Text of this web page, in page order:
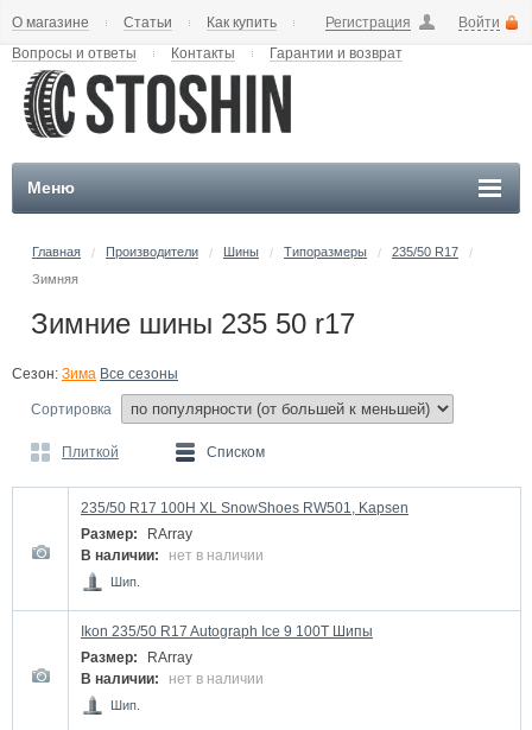
Регистрация Войти
О магазине Статьи
Как купить
Вопросы и ответы
Контакты Гарантии и возврат
Меню
Главная / Производители / Шины / Типоразмеры / 235/50 R17
/
Зимняя
Зимние шины 235 50 r17
Сезон: Зима Все сезоны
Сортировка
Плиткой Списком
235/50 R17 100H XL SnowShoes RW501, Kapsen
Размер:
RArray
В наличии:
нет в наличии
Шип.
Ikon 235/50 R17 Autograph Ice 9 100T Шипы
Размер:
RArray
В наличии:
нет в наличии
Шип.